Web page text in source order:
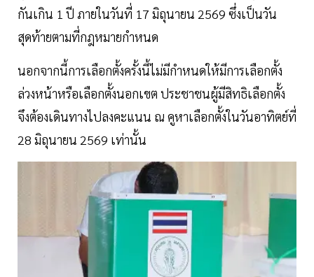
กันเกิน 1 ปี ภายในวันที่ 17 มิถุนายน 2569 ซึ่งเป็นวัน
สุดท้ายตามที่กฎหมายกำหนด
นอกจากนี้การเลือกตั้งครั้งนี้ไม่มีกำหนดให้มีการเลือกตั้ง
ล่วงหน้าหรือเลือกตั้งนอกเขต ประชาชนผู้มีสิทธิเลือกตั้ง
จึงต้องเดินทางไปลงคะแนน ณ คูหาเลือกตั้งในวันอาทิตย์ที่
28 มิถุนายน 2569 เท่านั้น